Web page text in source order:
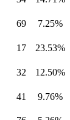
69 7.25%
17 23.53%
32 12.50%
41 9.76%